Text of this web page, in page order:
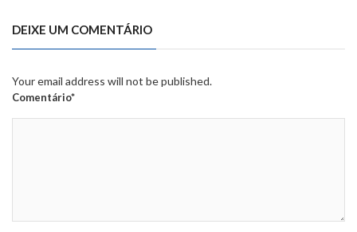
DEIXE UM COMENTÁRIO
Your email address will not be published.
Comentário*